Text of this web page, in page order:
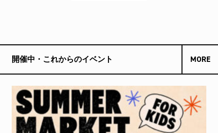
開催中・これからのイベント